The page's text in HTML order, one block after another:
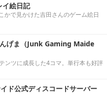
イ絵日記
かで見かけた吉田さんのゲーム絵日
んげま（Junk Gaming Maide
ンツに成長した4コマ。単行本も好評
ド公式ディスコードサーバー